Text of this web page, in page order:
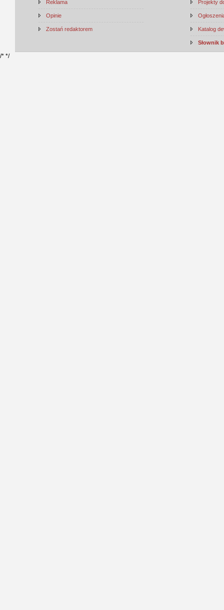
Reklama
Opinie
Zostań redaktorem
Projekty
Katalog
Słownik
/* */